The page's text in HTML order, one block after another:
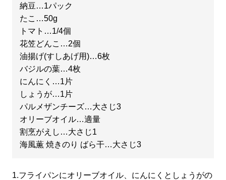
納豆…1パック
たこ…50g
トマト…1/4個
花笠どんこ…2個
油揚げ(すしあげ用)…6枚
バジルの葉…4枚
にんにく…1片
しょうが…1片
パルメザンチーズ…大さじ3
オリーブオイル…適量
割烹がえし…大さじ1
海風薫 焼きのり ばら干…大さじ3
1.フライパンにオリーブオイル、にんにくとしょうがの